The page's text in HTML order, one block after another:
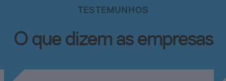
O que dizem as empresas
TESTEMUNHOS